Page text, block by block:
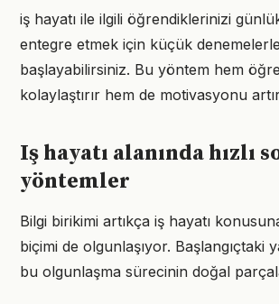
iş hayatı ile ilgili öğrendiklerinizi
entegre etmek için küçük denemelerle
başlayabilirsiniz. Bu yöntem hem
kolaylaştırır hem de motivasyonu
Iş hayatı alanında hızlı
yöntemler
Bilgi birikimi artıkça iş hayatı
biçimi de olgunlaşıyor. Başlangıçtaki
bu olgunlaşma sürecinin doğal